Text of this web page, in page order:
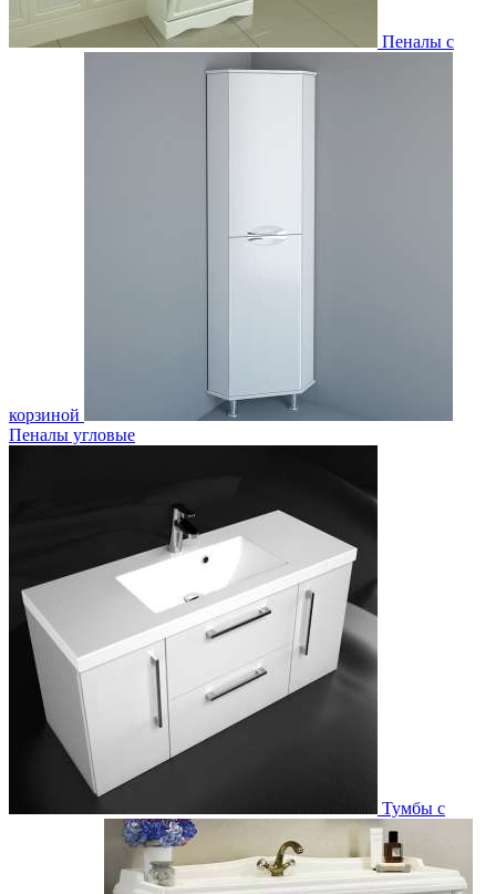
Пеналы с
корзиной
Пеналы угловые
Тумбы с